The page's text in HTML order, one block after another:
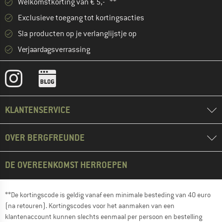
Welkomstkorting van € 5,- **
Exclusieve toegang tot kortingsacties
Sla producten op je verlanglijstje op
Verjaardagsverrassing
KLANTENSERVICE
OVER BERGFREUNDE
DE OVEREENKOMST HERROEPEN
**De kortingscode is geldig vanaf een minimale besteding van 40 euro
(na retouren). Kortingscodes voor het aanmaken van een
klantenaccount kunnen slechts eenmaal per persoon en bestelling